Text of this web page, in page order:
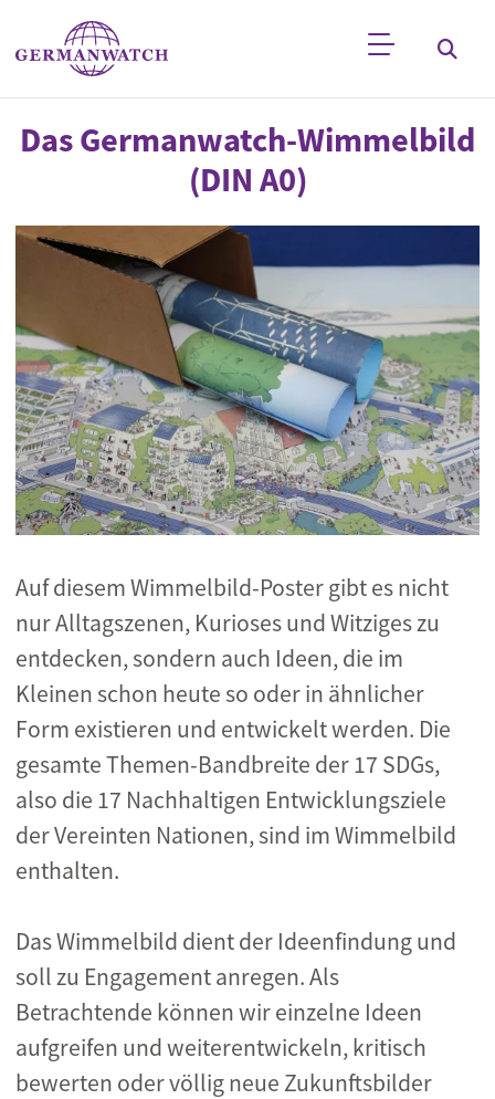
Direkt zum Inhalt
Stichwortsuche
Das Germanwatch-Wimmelbild
(DIN A0)
Auf diesem Wimmelbild-Poster gibt es nicht
nur Alltagszenen, Kurioses und Witziges zu
entdecken, sondern auch Ideen, die im
Kleinen schon heute so oder in ähnlicher
Form existieren und entwickelt werden. Die
gesamte Themen-Bandbreite der 17 SDGs,
also die 17 Nachhaltigen Entwicklungsziele
der Vereinten Nationen, sind im Wimmelbild
enthalten.
Das Wimmelbild dient der Ideenfindung und
soll zu Engagement anregen. Als
Betrachtende können wir einzelne Ideen
aufgreifen und weiterentwickeln, kritisch
bewerten oder völlig neue Zukunftsbilder